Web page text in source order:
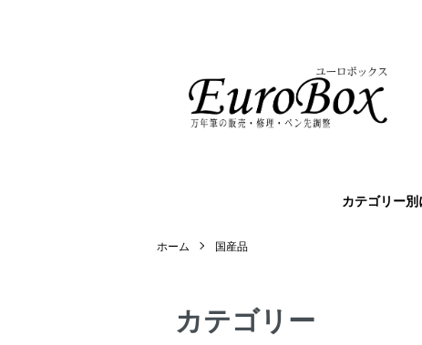
カテゴリー別
ホーム 国産品
カテゴリー